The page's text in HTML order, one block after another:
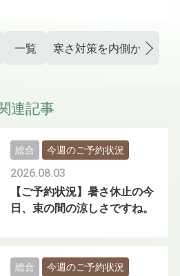
一覧 寒さ対策を内側から
連記事
【ご予約状況】暑さ休止の今
日、束の間の涼しさですね。
2026.08.03
総合 今週のご予約状況
総合 今週のご予約状況